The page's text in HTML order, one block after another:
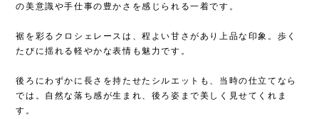
の美意識や手仕事の豊かさを感じられる一着です。
裾を彩るクロシェレースは、程よい甘さがあり上品な印象。歩く
たびに揺れる軽やかな表情も魅力です。
後ろにわずかに長さを持たせたシルエットも、当時の仕立てなら
では。自然な落ち感が生まれ、後ろ姿まで美しく見せてくれま
す。